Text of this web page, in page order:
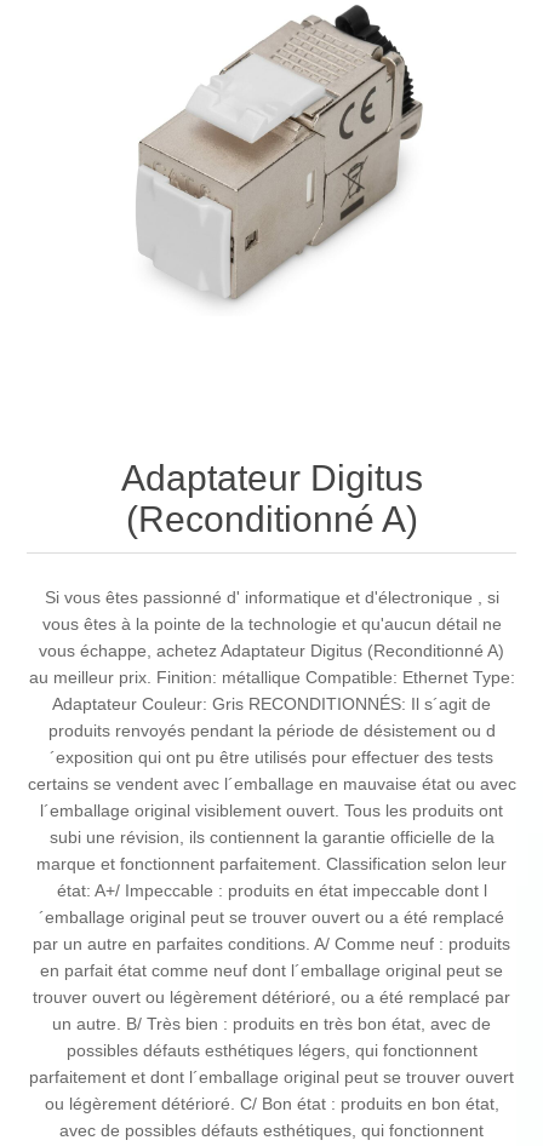
Adaptateur Digitus
(Reconditionné A)
Si vous êtes passionné d' informatique et d'électronique , si
vous êtes à la pointe de la technologie et qu'aucun détail ne
vous échappe, achetez Adaptateur Digitus (Reconditionné A)
au meilleur prix. Finition: métallique Compatible: Ethernet Type:
Adaptateur Couleur: Gris RECONDITIONNÉS: Il s´agit de
produits renvoyés pendant la période de désistement ou d
´exposition qui ont pu être utilisés pour effectuer des tests
certains se vendent avec l´emballage en mauvaise état ou avec
l´emballage original visiblement ouvert. Tous les produits ont
subi une révision, ils contiennent la garantie officielle de la
marque et fonctionnent parfaitement. Classification selon leur
état: A+/ Impeccable : produits en état impeccable dont l
´emballage original peut se trouver ouvert ou a été remplacé
par un autre en parfaites conditions. A/ Comme neuf : produits
en parfait état comme neuf dont l´emballage original peut se
trouver ouvert ou légèrement détérioré, ou a été remplacé par
un autre. B/ Très bien : produits en très bon état, avec de
possibles défauts esthétiques légers, qui fonctionnent
parfaitement et dont l´emballage original peut se trouver ouvert
ou légèrement détérioré. C/ Bon état : produits en bon état,
avec de possibles défauts esthétiques, qui fonctionnent